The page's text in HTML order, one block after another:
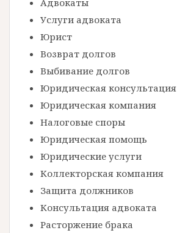
Адвокаты
Услуги адвоката
Юрист
Возврат долгов
Выбивание долгов
Юридическая консультация
Юридическая компания
Налоговые споры
Юридическая помощь
Юридические услуги
Коллекторская компания
Защита должников
Консультация адвоката
Расторжение брака